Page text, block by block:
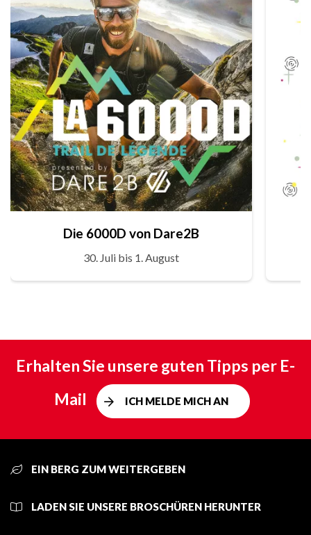
Die 6000D von Dare2B
30. Juli bis 1. August
Erhalten Sie unsere guten Tipps per E-
Mail
ICH MELDE MICH AN
EIN BERG ZUM WEITERGEBEN
LADEN SIE UNSERE BROSCHÜREN HERUNTER